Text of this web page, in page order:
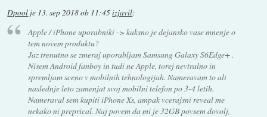
Dpool je 13. sep 2018 ob 11:45izjavil:
Apple / iPhone uporabniki -> kaksno je dejansko vase mnenje o
tem novem produktu?
Jaz trenutno se zmeraj uporabljam Samsung Galaxy S6Edge+ .
Nisem Android fanboy in tudi ne Apple, torej nevtralno in
spremljam sceno v mobilnih tehnologijah. Nameravam to ali
naslednje leto zamenjat svoj mobilni telefon po 3-4 letih.
Nameraval sem kupiti iPhone Xs, ampak vcerajsni reveal me
nekako ni preprical. Naj povem da mi je 32GB povsem dovolj,